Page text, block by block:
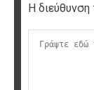
Η διεύθυνση